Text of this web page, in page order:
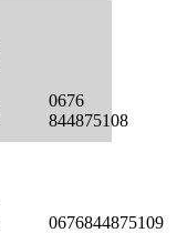
0676
844875108
0676844875109